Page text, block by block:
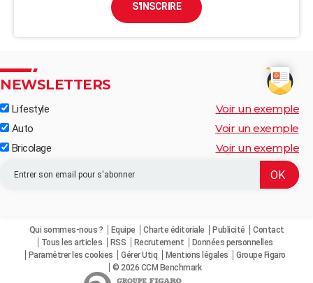
S'INSCRIRE
NEWSLETTERS
Lifestyle Voir un exemple
Auto Voir un exemple
Bricolage Voir un exemple
Qui sommes-nous ? Equipe Charte éditoriale Publicité
Contact
Tous les articles
RSS Recrutement
Données personnelles
Paramétrer les cookies
Gérer Utiq Mentions légales
Groupe Figaro
© 2026 CCM Benchmark